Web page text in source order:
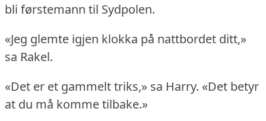
bli førstemann til Sydpolen.
«Jeg glemte igjen klokka på nattbordet ditt,»
sa Rakel.
«Det er et gammelt triks,» sa Harry. «Det betyr
at du må komme tilbake.»